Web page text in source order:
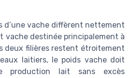
d’une vache diffèrent nettement
vache destinée principalement à
deux filières restent étroitement
laitiers, le poids vache doit
production lait sans excès